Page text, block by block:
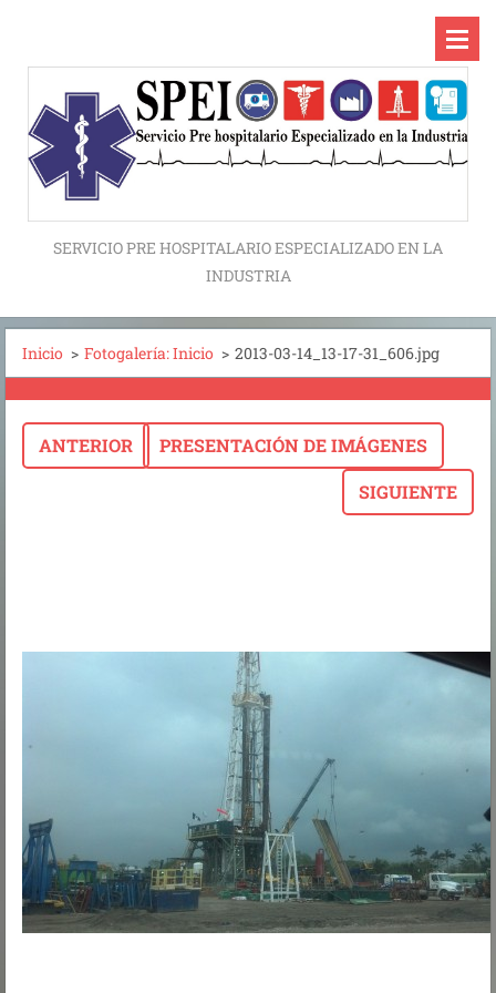
SERVICIO PRE HOSPITALARIO ESPECIALIZADO EN LA
INDUSTRIA
Inicio > Fotogalería: Inicio > 2013-03-14_13-17-31_606.jpg
ANTERIOR
PRESENTACIÓN DE IMÁGENES
SIGUIENTE